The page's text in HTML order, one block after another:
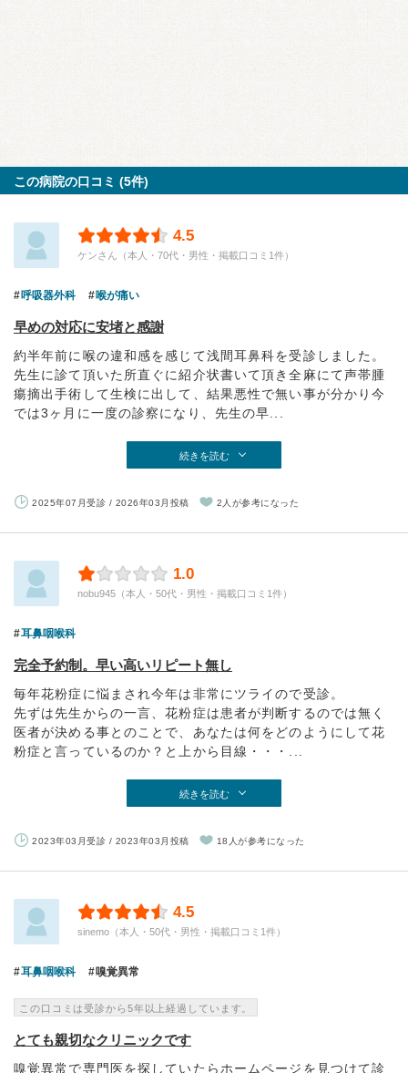
この病院の口コミ (5件)
4.5
ケンさん（本人・70代・男性・掲載口コミ1件）
呼吸器外科 喉が痛い
早めの対応に安堵と感謝
約半年前に喉の違和感を感じて浅間耳鼻科を受診しました。
先生に診て頂いた所直ぐに紹介状書いて頂き全麻にて声帯腫
瘍摘出手術して生検に出して、結果悪性で無い事が分かり今
では3ヶ月に一度の診察になり、先生の早...
続きを読む
2025年07月受診 / 2026年03月投稿 2人が参考になった
1.0
nobu945（本人・50代・男性・掲載口コミ1件）
耳鼻咽喉科
完全予約制。早い高いリピート無し
毎年花粉症に悩まされ今年は非常にツライので受診。
先ずは先生からの一言、花粉症は患者が判断するのでは無く
医者が決める事とのことで、あなたは何をどのようにして花
粉症と言っているのか？と上から目線・・・...
続きを読む
2023年03月受診 / 2023年03月投稿 18人が参考になった
4.5
sinemo（本人・50代・男性・掲載口コミ1件）
耳鼻咽喉科 嗅覚異常
この口コミは受診から5年以上経過しています。
とても親切なクリニックです
嗅覚異常で専門医を探していたらホームページを見つけて診